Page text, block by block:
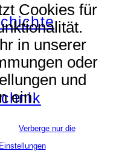
Cookies für
in unserer
oder
und
ein.
Verberge nur die
Einstellungen